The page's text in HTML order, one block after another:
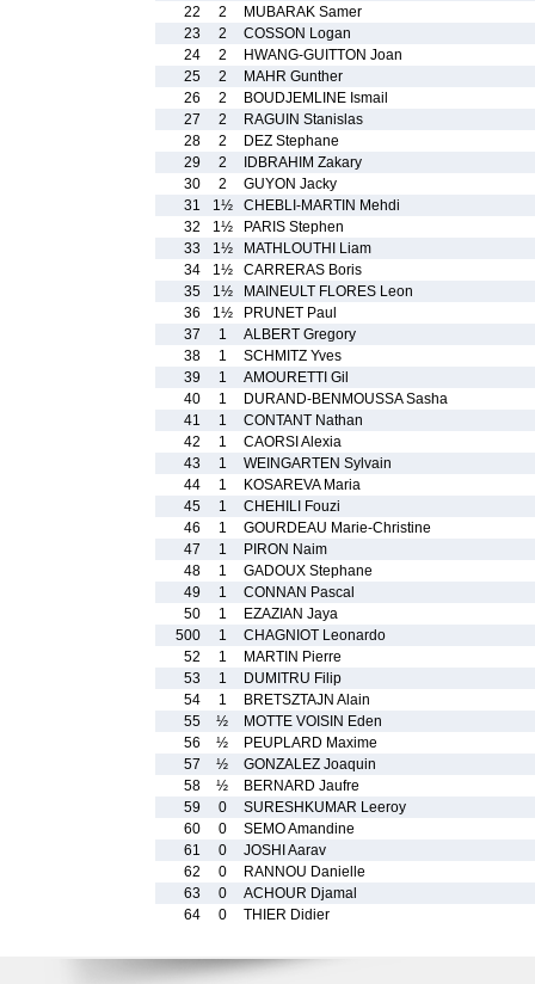
22
2
MUBARAK Samer
23
2
COSSON Logan
24
2
HWANG-GUITTON Joan
25
2
MAHR Gunther
26
2
BOUDJEMLINE Ismail
27
2
RAGUIN Stanislas
28
2
DEZ Stephane
29
2
IDBRAHIM Zakary
30
2
GUYON Jacky
31
1½
CHEBLI-MARTIN Mehdi
32
1½
PARIS Stephen
33
1½
MATHLOUTHI Liam
34
1½
CARRERAS Boris
35
1½
MAINEULT FLORES Leon
36
1½
PRUNET Paul
37
1
ALBERT Gregory
38
1
SCHMITZ Yves
39
1
AMOURETTI Gil
40
1
DURAND-BENMOUSSA Sasha
41
1
CONTANT Nathan
42
1
CAORSI Alexia
43
1
WEINGARTEN Sylvain
44
1
KOSAREVA Maria
45
1
CHEHILI Fouzi
46
1
GOURDEAU Marie-Christine
47
1
PIRON Naim
48
1
GADOUX Stephane
49
1
CONNAN Pascal
50
1
EZAZIAN Jaya
500
1
CHAGNIOT Leonardo
52
1
MARTIN Pierre
53
1
DUMITRU Filip
54
1
BRETSZTAJN Alain
55
½
MOTTE VOISIN Eden
56
½
PEUPLARD Maxime
57
½
GONZALEZ Joaquin
58
½
BERNARD Jaufre
59
0
SURESHKUMAR Leeroy
60
0
SEMO Amandine
61
0
JOSHI Aarav
62
0
RANNOU Danielle
63
0
ACHOUR Djamal
64
0 THIER Didier